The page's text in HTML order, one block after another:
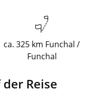
ca. 325 km Funchal /
Funchal
Reise